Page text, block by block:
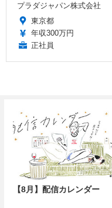
プラダジャパン株式会社
東京都
年収300万円
正社員
【8月】配信カレンダー